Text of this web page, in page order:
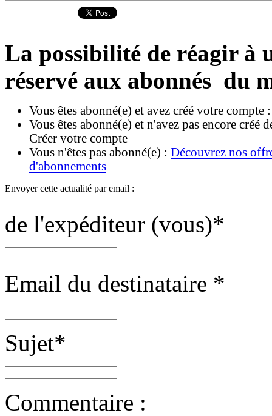
La possibilité de réagir à
réservé aux abonnés du
Vous êtes abonné(e) et avez créé votre compte
Vous êtes abonné(e) et n'avez pas encore créé
Créer votre compte
Vous n'êtes pas abonné(e) : Découvrez nos
d'abonnements
Envoyer cette actualité par email :
de l'expéditeur (vous)*
Email du destinataire *
Sujet*
Commentaire :